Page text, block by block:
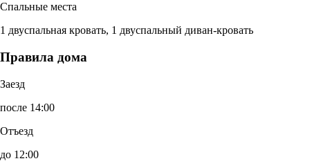
Спальные места
1 двуспальная кровать, 1 двуспальный диван-кровать
Правила дома
Заезд
после 14:00
Отъезд
до 12:00